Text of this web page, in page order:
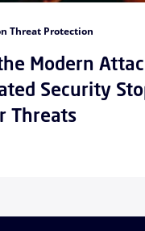
Threat Protection
Modern
Security
Threats